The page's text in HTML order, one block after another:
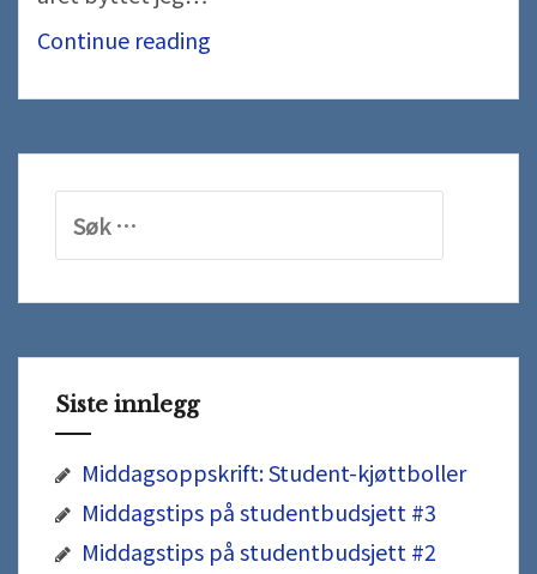
Continue reading
med
etter:
Siste innlegg
Middagsoppskrift: Student-kjøttboller
Middagstips på studentbudsjett #3
Middagstips på studentbudsjett #2